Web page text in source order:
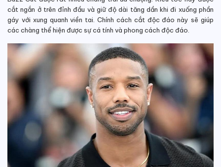
cắt ngắn ở trên đỉnh đầu và giữ độ dài tăng dần khi đi xuống phần
gáy với xung quanh viền tai. Chính cách cắt độc đáo này sẽ giúp
các chàng thể hiện được sự cá tính và phong cách độc đáo.